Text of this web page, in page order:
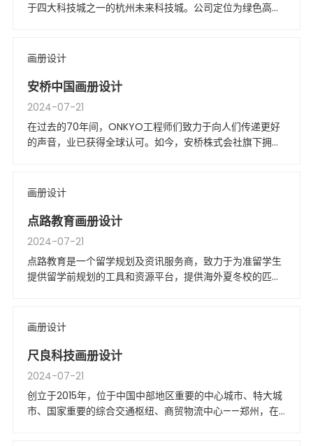
于四大科技城之一的杭州未来科技城。公司定位为绿色高效
目管理、运营、数据中心租赁。
画册设计
安桥中国画册设计
2024-07-21
在过去的70年间，ONKYO工程师们致力于向人们传递更好
的声音，业已获得全球认可。如今，安桥株式会社旗下拥有
画册设计
点路教育画册设计
2024-07-21
点路教育是一个留学规划及资讯服务商，致力于为准留学生
提供留学前规划的工具和资源平台，提供海外夏冬校的匹配
择满意的留学项目。
画册设计
尺良科技画册设计
2024-07-21
创立于2015年，位于中国中部地区重要的中心城市、特大城
市、国家重要的综合交通枢纽、商贸物流中心——郑州，在